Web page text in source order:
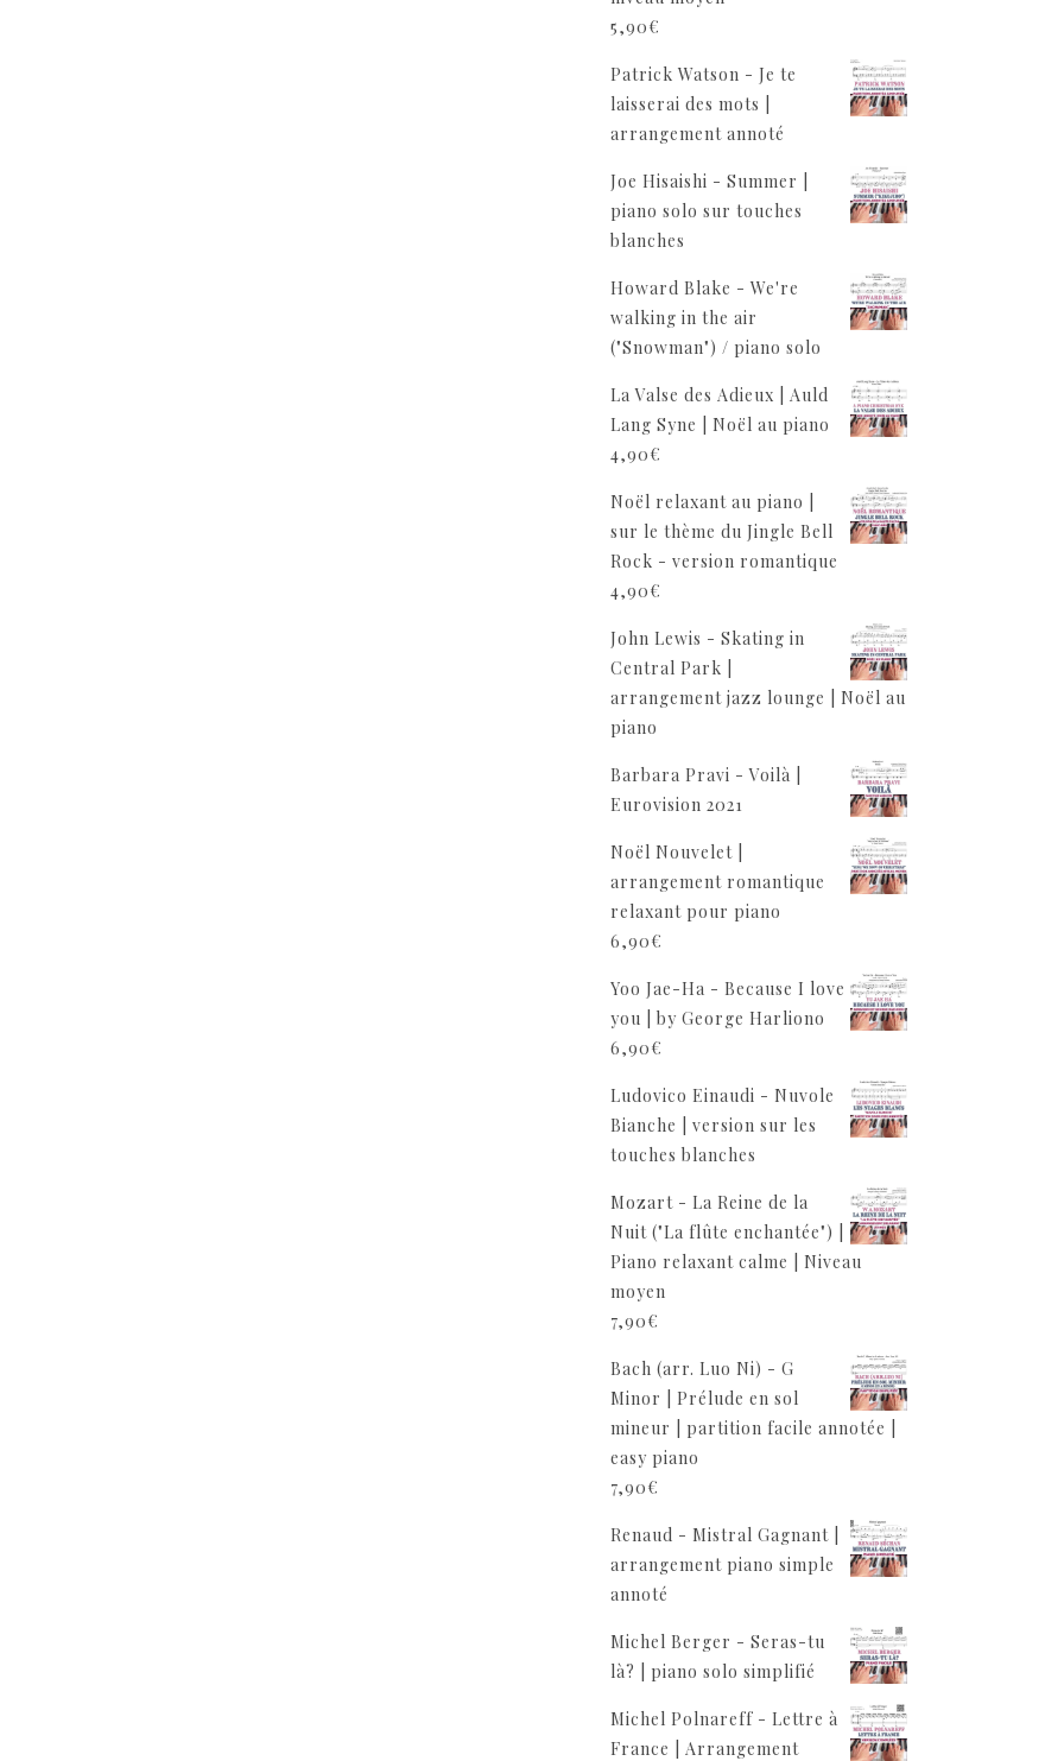
5,90€
Patrick Watson - Je te
laisserai des mots |
arrangement annoté
Joe Hisaishi - Summer |
piano solo sur touches
blanches
Howard Blake - We're
walking in the air
("Snowman") / piano solo
La Valse des Adieux | Auld
Lang Syne | Noël au piano
4,90€
Noël relaxant au piano |
sur le thème du Jingle Bell
Rock - version romantique
4,90€
John Lewis - Skating in
Central Park |
arrangement jazz lounge | Noël au
piano
Barbara Pravi - Voilà |
Eurovision 2021
Noël Nouvelet |
arrangement romantique
relaxant pour piano
6,90€
Yoo Jae-Ha - Because I love
you | by George Harliono
6,90€
Ludovico Einaudi - Nuvole
Bianche | version sur les
touches blanches
Mozart - La Reine de la
Nuit ("La flûte enchantée") |
Piano relaxant calme | Niveau
moyen
7,90€
Bach (arr. Luo Ni) - G
Minor | Prélude en sol
mineur | partition facile annotée |
easy piano
7,90€
Renaud - Mistral Gagnant |
arrangement piano simple
annoté
Michel Berger - Seras-tu
là? | piano solo simplifié
Michel Polnareff - Lettre à
France | Arrangement